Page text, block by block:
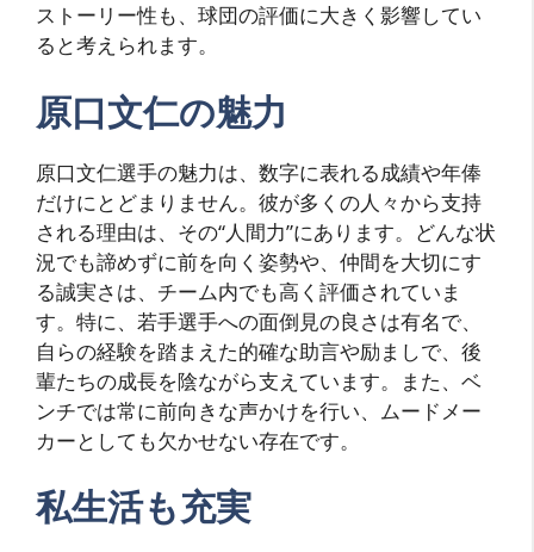
ストーリー性も、球団の評価に大きく影響してい
ると考えられます。
原口文仁の魅力
原口文仁選手の魅力は、数字に表れる成績や年俸
だけにとどまりません。彼が多くの人々から支持
される理由は、その“人間力”にあります。どんな状
況でも諦めずに前を向く姿勢や、仲間を大切にす
る誠実さは、チーム内でも高く評価されていま
す。特に、若手選手への面倒見の良さは有名で、
自らの経験を踏まえた的確な助言や励ましで、後
輩たちの成長を陰ながら支えています。また、ベ
ンチでは常に前向きな声かけを行い、ムードメー
カーとしても欠かせない存在です。
私生活も充実